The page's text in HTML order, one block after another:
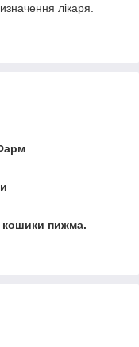
лікаря.
кошики пижма.